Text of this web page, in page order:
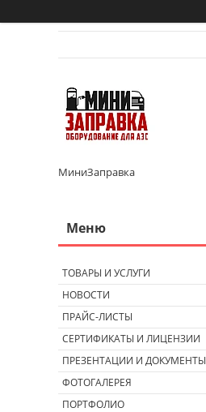
МиниЗаправка
ТОВАРЫ И УСЛУГИ
НОВОСТИ
ПРАЙС-ЛИСТЫ
СЕРТИФИКАТЫ И ЛИЦЕНЗИИ
ПРЕЗЕНТАЦИИ И ДОКУМЕНТЫ
ФОТОГАЛЕРЕЯ
ПОРТФОЛИО